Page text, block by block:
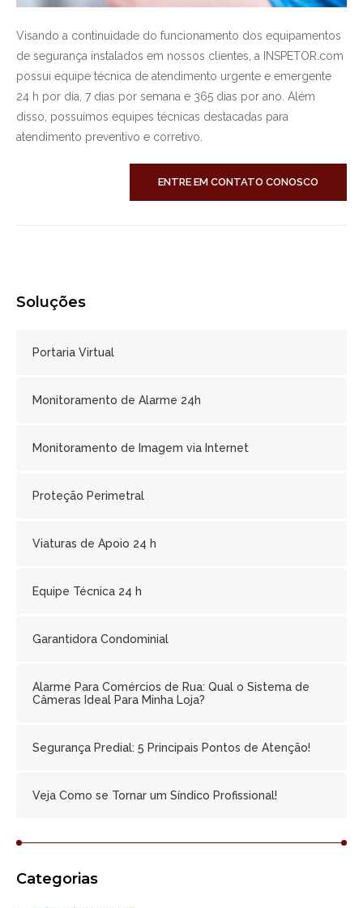
Visando a continuidade do funcionamento dos equipamentos
de segurança instalados em nossos clientes, a INSPETOR.com
possui equipe técnica de atendimento urgente e emergente
24 h por dia, 7 dias por semana e 365 dias por ano. Além
disso, possuímos equipes técnicas destacadas para
atendimento preventivo e corretivo.
ENTRE EM CONTATO CONOSCO
Soluções
Portaria Virtual
Monitoramento de Alarme 24h
Monitoramento de Imagem via Internet
Proteção Perimetral
Viaturas de Apoio 24 h
Equipe Técnica 24 h
Garantidora Condominial
Alarme Para Comércios de Rua: Qual o Sistema de
Câmeras Ideal Para Minha Loja?
Segurança Predial: 5 Principais Pontos de Atenção!
Veja Como se Tornar um Síndico Profissional!
Categorias